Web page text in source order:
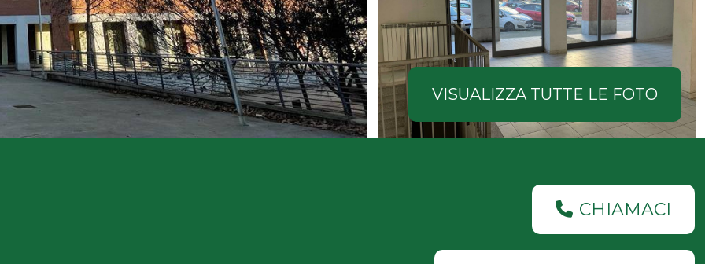
VISUALIZZA TUTTE LE FOTO
CHIAMACI